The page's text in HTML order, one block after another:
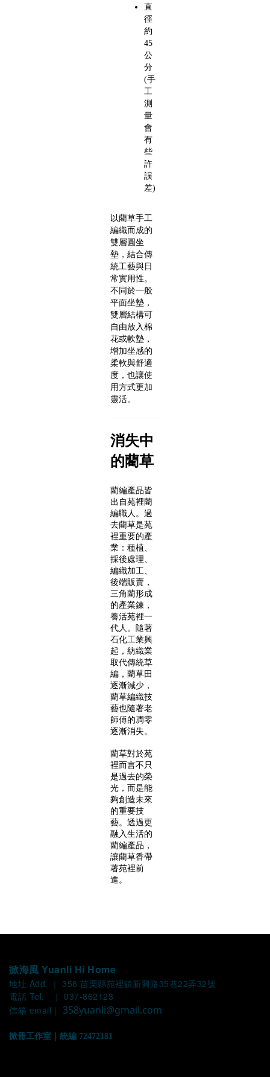
直
徑
約
45
公
分
(手
工
測
量
會
有
些
許
誤
差)
以藺草手工
編織而成的
雙層圓坐
墊，結合傳
統工藝與日
常實用性。
不同於一般
平面坐墊，
雙層結構可
自由放入棉
花或軟墊，
增加坐感的
柔軟與舒適
度，也讓使
用方式更加
靈活。
消失中
的藺草
藺編產品皆
出自苑裡藺
編職人。過
去藺草是苑
裡重要的產
業：種植、
採後處理、
編織加工、
後端販賣，
三角藺形成
的產業鍊，
養活苑裡一
代人。隨著
石化工業興
起，紡織業
取代傳統草
編，藺草田
逐漸減少，
藺草編織技
藝也隨著老
師傅的凋零
逐漸消失。
藺草對於苑
裡而言不只
是過去的榮
光，而是能
夠創造未來
的重要技
藝。透過更
融入生活的
藺編產品，
讓藺草香帶
著苑裡前
進。
掀海風 Yuanli Hi Home
地址 Add. ｜ 358 苗栗縣苑裡鎮新興路35巷22弄32號
電話 Tel. ｜ 037-862123
信箱 email｜ 358yuanli@gmail.com
掀冊工作室｜統編 72472181